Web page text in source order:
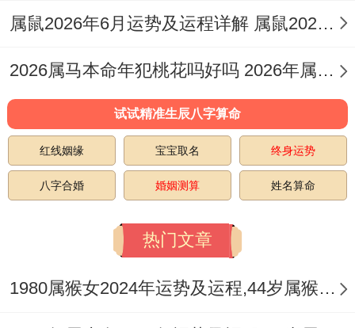
女教育、财务问题）而争执增多，需加倍耐
行、学习或工作变动中结识对象，但关系初
期多不稳定，需时间沉淀，说回其「命中注
定的丈夫」，观其原局，正官星透出，通常
制内或管理岗位，能给予命主坚实依靠。
但官星坐于比劫之上也暗示感情路上或有竞
属鼠2026年6月运势及运程详解 属鼠2026年运势及运程及每月运势
2026属马本命年犯桃花吗好吗 2026年属马本命年
试试精准生辰八字算命
红线姻缘 宝宝取名 终身运势
八字合婚 婚姻测算 姓名算命
热门文章
1980属猴女2024年运势及运程,44岁属猴人2024全年每月运势女性如何